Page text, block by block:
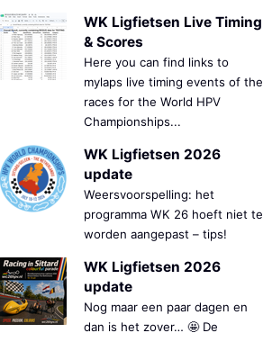
WK Ligfietsen Live Timing
& Scores
Here you can find links to
mylaps live timing events of the
races for the World HPV
Championships...
WK Ligfietsen 2026
update
Weersvoorspelling: het
programma WK 26 hoeft niet te
worden aangepast – tips!
WK Ligfietsen 2026
update
Nog maar een paar dagen en
dan is het zover… 🤩 De